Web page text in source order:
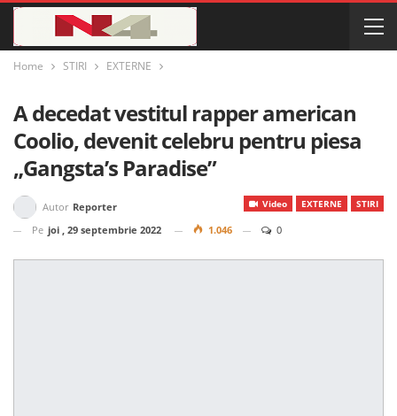
Home STIRI EXTERNE
A decedat vestitul rapper american
Coolio, devenit celebru pentru piesa
„Gangsta’s Paradise”
Video EXTERNE STIRI
Autor Reporter
Pe joi , 29 septembrie 2022 1.046 0